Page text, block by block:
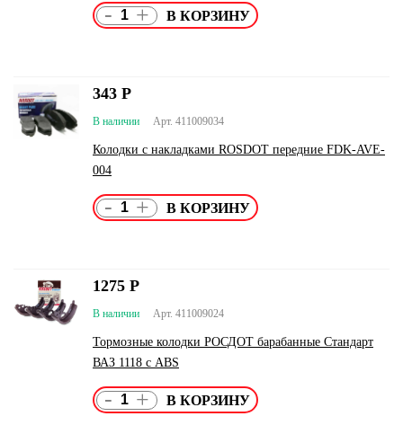
- +
Арт. 411009034
В наличии
Колодки с накладками ROSDOT передние FDK-AVE-
004
343 Р
- +
Арт. 411009024
В наличии
Тормозные колодки РОСДОТ барабанные Стандарт
ВАЗ 1118 с ABS
1275 Р
- +